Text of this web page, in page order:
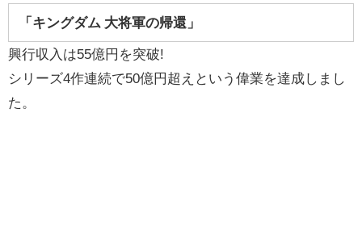
「キングダム 大将軍の帰還」
興行収入は55億円を突破!
シリーズ4作連続で50億円超えという偉業を達成しまし
た。